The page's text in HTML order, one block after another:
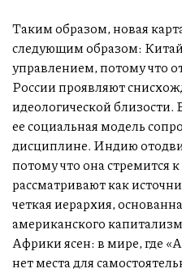
Таким образом, новая
следующим образом:
управлением, потому что
России проявляют
идеологической близости.
ее социальная модель
дисциплине. Индию
потому что она стремится
рассматривают как
четкая иерархия,
американского
Африки ясен: в мире, где
нет места для